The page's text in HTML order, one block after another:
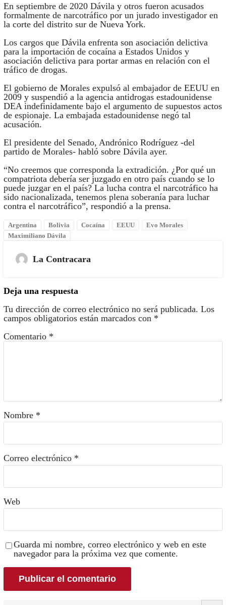
En septiembre de 2020 Dávila y otros fueron acusados
formalmente de narcotráfico por un jurado investigador en
la corte del distrito sur de Nueva York.
Los cargos que Dávila enfrenta son asociación delictiva
para la importación de cocaína a Estados Unidos y
asociación delictiva para portar armas en relación con el
tráfico de drogas.
El gobierno de Morales expulsó al embajador de EEUU en
2009 y suspendió a la agencia antidrogas estadounidense
DEA indefinidamente bajo el argumento de supuestos actos
de espionaje. La embajada estadounidense negó tal
acusación.
El presidente del Senado, Andrónico Rodríguez -del
partido de Morales- habló sobre Dávila ayer.
“No creemos que corresponda la extradición. ¿Por qué un
compatriota debería ser juzgado en otro país cuando se lo
puede juzgar en el país? La lucha contra el narcotráfico ha
sido nacionalizada, tenemos plena soberanía para luchar
contra el narcotráfico”, respondió a la prensa.
Argentina Bolivia Cocaína EEUU
Evo Morales
Maximiliano Dávila
La Contracara
Deja una respuesta
Tu dirección de correo electrónico no será publicada. Los
campos obligatorios están marcados con *
Comentario *
Nombre *
Correo electrónico *
Web
Guarda mi nombre, correo electrónico y web en este
navegador para la próxima vez que comente.